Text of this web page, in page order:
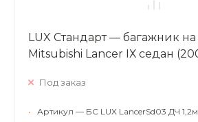
LUX Стандарт — багажник
Mitsubishi Lancer IХ седан
Под заказ
•
Артикул — БС LUX LancerSd03 ДЧ 1,2м